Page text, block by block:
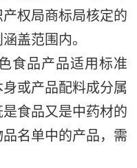
权局商标局核定的
盖范围内。
食品产品适用标准
或产品配料成分属
食品又是中药材的
名单中的产品，需